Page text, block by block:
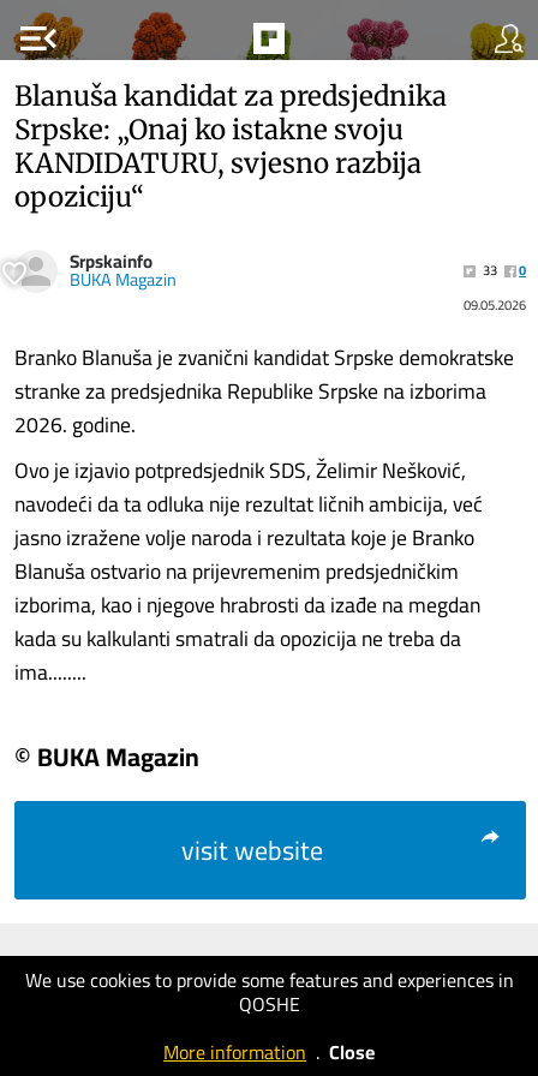
menu_open
We use cookies to provide some features and experiences in
QOSHE
More information . Close
Blanuša kandidat za predsjednika
Srpske: „Onaj ko istakne svoju
KANDIDATURU, svjesno razbija
opoziciju“
Srpskainfo
BUKA Magazin 33
0
09.05.2026
Branko Blanuša je zvanični kandidat Srpske demokratske
stranke za predsjednika Republike Srpske na izborima
2026. godine.
Ovo je izjavio potpredsjednik SDS, Želimir Nešković,
navodeći da ta odluka nije rezultat ličnih ambicija, već
jasno izražene volje naroda i rezultata koje je Branko
Blanuša ostvario na prijevremenim predsjedničkim
izborima, kao i njegove hrabrosti da izađe na megdan
kada su kalkulanti smatrali da opozicija ne treba da
ima........
© BUKA Magazin
visit website